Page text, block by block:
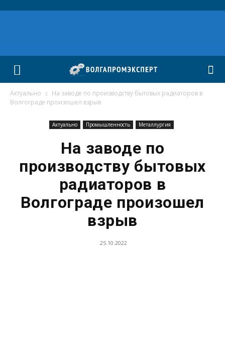
Актуально
На заводе по производству бытовых радиаторов в
Волгограде произошел взрыв
Актуально Промышленность Металлургия
На заводе по
производству бытовых
радиаторов в
Волгограде произошел
взрыв
25.10.2022